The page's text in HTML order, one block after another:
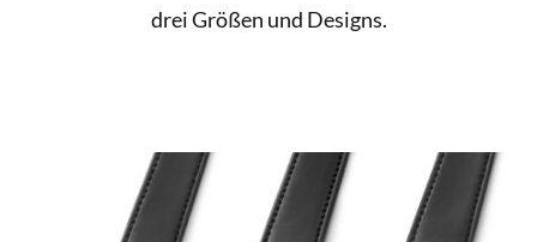
drei Größen und Designs.